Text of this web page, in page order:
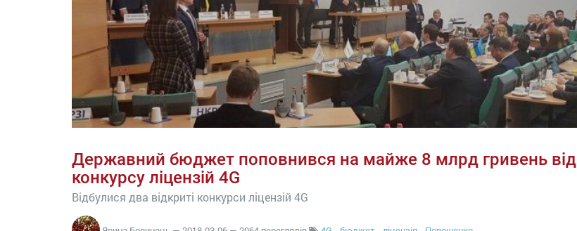
Державний бюджет поповнився на майже 8 млрд гривень від
конкурсу ліцензій 4G
Відбулися два відкриті конкурси ліцензій 4G